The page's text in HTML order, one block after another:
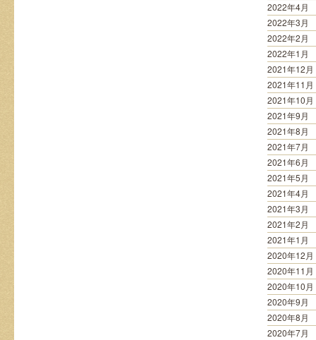
2022年4月
2022年3月
2022年2月
2022年1月
2021年12月
2021年11月
2021年10月
2021年9月
2021年8月
2021年7月
2021年6月
2021年5月
2021年4月
2021年3月
2021年2月
2021年1月
2020年12月
2020年11月
2020年10月
2020年9月
2020年8月
2020年7月